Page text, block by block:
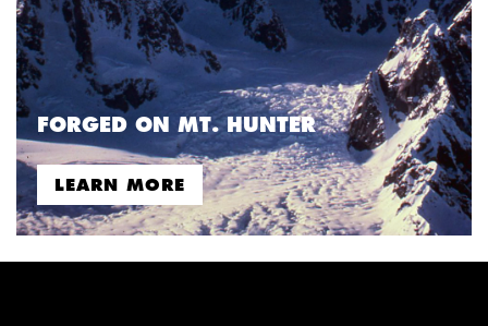
FORGED ON MT. HUNTER
LEARN MORE